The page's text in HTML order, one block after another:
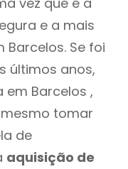
e a mais
Se foi
últimos anos,
em Barcelos ,
tomar
de
aquisição de